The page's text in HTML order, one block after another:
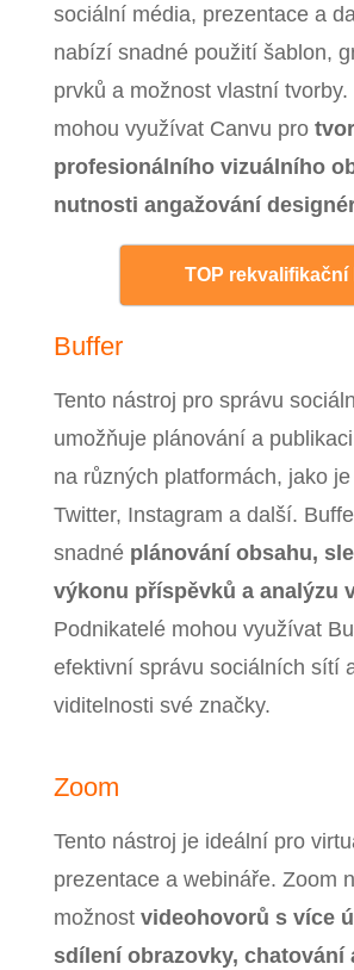
sociální média, prezentace a
nabízí snadné použití šablon,
prvků a možnost vlastní
mohou využívat Canvu pro
profesionálního vizuálního
nutnosti angažování
TOP rekvalifikační
Buffer
Tento nástroj pro správu
umožňuje plánování a
na různých platformách, jako
Twitter, Instagram a další.
snadné plánování obsahu,
výkonu příspěvků a analýzu
Podnikatelé mohou využívat
efektivní správu sociálních sítí
viditelnosti své značky.
Zoom
Tento nástroj je ideální pro
prezentace a webináře. Zoom
možnost videohovorů s více
sdílení obrazovky, chatování